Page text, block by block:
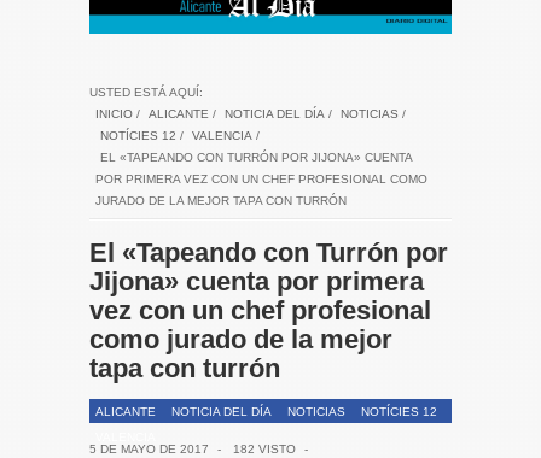
USTED ESTÁ AQUÍ:
INICIO / ALICANTE / NOTICIA DEL DÍA / NOTICIAS /
NOTÍCIES 12 / VALENCIA /
EL «TAPEANDO CON TURRÓN POR JIJONA» CUENTA
POR PRIMERA VEZ CON UN CHEF PROFESIONAL COMO
JURADO DE LA MEJOR TAPA CON TURRÓN
El «Tapeando con Turrón por
Jijona» cuenta por primera
vez con un chef profesional
como jurado de la mejor
tapa con turrón
ALICANTE NOTICIA DEL DÍA NOTICIAS
NOTÍCIES 12
5 DE MAYO DE 2017
- 182 VISTO
-